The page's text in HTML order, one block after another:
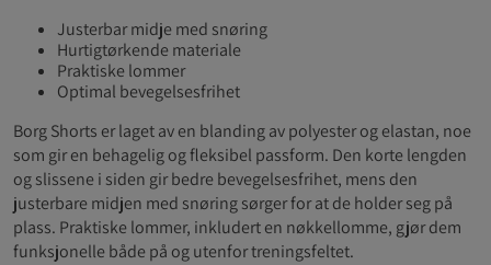
Justerbar midje med snøring
Hurtigtørkende materiale
Praktiske lommer
Optimal bevegelsesfrihet
Borg Shorts er laget av en blanding av polyester og elastan, noe
som gir en behagelig og fleksibel passform. Den korte lengden
og slissene i siden gir bedre bevegelsesfrihet, mens den
justerbare midjen med snøring sørger for at de holder seg på
plass. Praktiske lommer, inkludert en nøkkellomme, gjør dem
funksjonelle både på og utenfor treningsfeltet.